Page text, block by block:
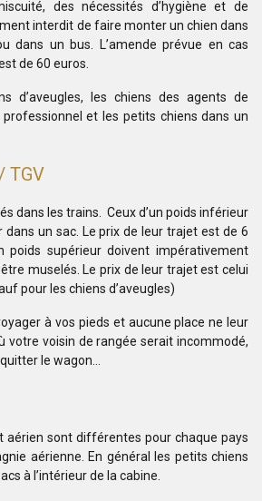
des nécessités d’hygiène et de
interdit de faire monter un chien dans
dans un bus. L’amende prévue en cas
de 60 euros.
d’aveugles, les chiens des agents de
et les petits chiens dans un
TGV
dans les trains. Ceux d’un poids inférieur
dans un sac. Le prix de leur trajet est de 6
poids supérieur doivent impérativement
muselés. Le prix de leur trajet est celui
pour les chiens d’aveugles)
à vos pieds et aucune place ne leur
votre voisin de rangée serait incommodé,
le wagon…
aérien sont différentes pour chaque pays
aérienne. En général les petits chiens
à l’intérieur de la cabine.